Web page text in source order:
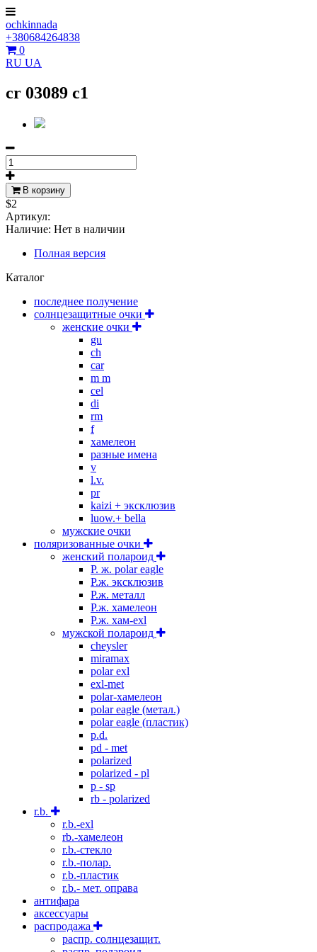
ochkinnada
+380684264838
0
RU UA
cr 03089 c1
В корзину
$2
Артикул:
Наличие: Нет в наличии
Полная версия
Каталог
последнее получение
солнцезащитные очки
женские очки
gu
ch
car
m m
cel
di
rm
f
хамелеон
разные имена
v
l.v.
pr
kaizi + эксклюзив
luow.+ bella
мужские очки
поляризованные очки
женский полароид
P. ж. polar eagle
P.ж. эксклюзив
Р.ж. металл
P.ж. хамелеон
Р.ж. хам-exl
мужской полароид
cheysler
miramax
polar exl
exl-met
polar-хамелеон
polar eagle (метал.)
polar eagle (пластик)
p.d.
pd - met
polarized
polarized - pl
p - sp
rb - polarized
r.b.
r.b.-exl
rb.-хамелеон
r.b.-стекло
r.b.-полар.
r.b.-пластик
r.b.- мет. оправа
антифара
аксессуары
распродажа
распр. солнцезащит.